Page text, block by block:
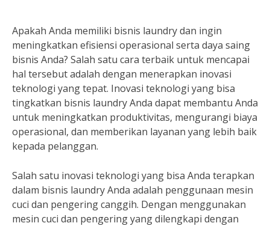
Apakah Anda memiliki bisnis laundry dan ingin
meningkatkan efisiensi operasional serta daya saing
bisnis Anda? Salah satu cara terbaik untuk mencapai
hal tersebut adalah dengan menerapkan inovasi
teknologi yang tepat. Inovasi teknologi yang bisa
tingkatkan bisnis laundry Anda dapat membantu Anda
untuk meningkatkan produktivitas, mengurangi biaya
operasional, dan memberikan layanan yang lebih baik
kepada pelanggan.
Salah satu inovasi teknologi yang bisa Anda terapkan
dalam bisnis laundry Anda adalah penggunaan mesin
cuci dan pengering canggih. Dengan menggunakan
mesin cuci dan pengering yang dilengkapi dengan